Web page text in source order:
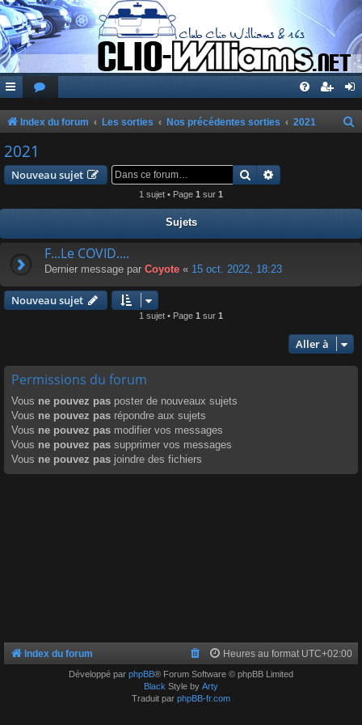
Index du forum Les sorties Nos précédentes sorties 2021
e
2021
Nouveau sujet Rechercher
1 sujet • Page 1 sur 1
Sujets
F...Le COVID....
Dernier message par Coyote « 15 oct. 2022, 18:23
Nouveau sujet
1 sujet • Page 1 sur 1
Aller à
Permissions du forum
Vous ne pouvez pas poster de nouveaux sujets
Vous ne pouvez pas répondre aux sujets
Vous ne pouvez pas modifier vos messages
Vous ne pouvez pas supprimer vos messages
Vous ne pouvez pas joindre des fichiers
Index du forum Heures au format UTC+02:00
Développé par phpBB® Forum Software © phpBB Limited
Black Style by Arty
Traduit par phpBB-fr.com